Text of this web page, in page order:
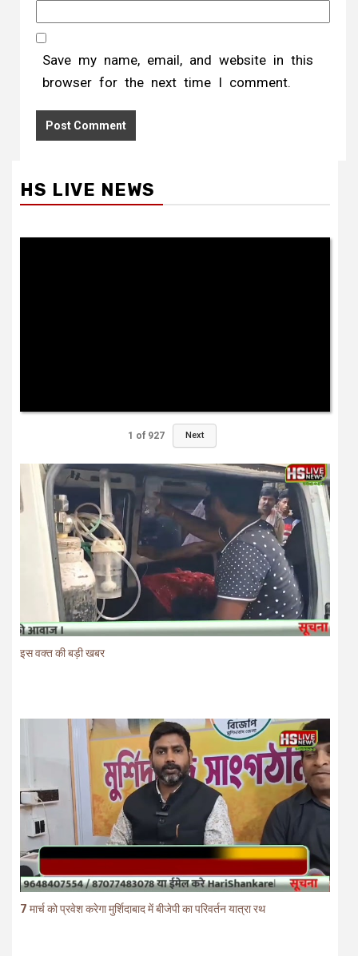
Save my name, email, and website in this
browser for the next time I comment.
HS LIVE NEWS
1 of 927 Next
इस वक्त की बड़ी खबर
7 मार्च को प्रवेश करेगा मुर्शिदाबाद में बीजेपी का परिवर्तन यात्रा रथ